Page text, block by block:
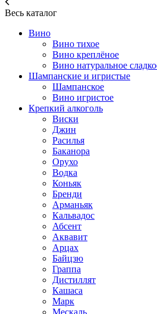
Весь каталог
Вино
Вино тихое
Вино креплёное
Вино натуральное
Шампанские и игристые
Шампанское
Вино игристое
Крепкий алкоголь
Виски
Джин
Расилья
Баканора
Орухо
Водка
Коньяк
Бренди
Арманьяк
Кальвадос
Абсент
Аквавит
Арцах
Байцзю
Граппа
Дистиллят
Кашаса
Марк
Мескаль